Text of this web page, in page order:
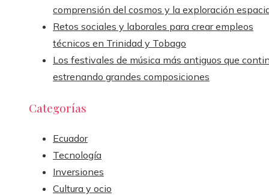
comprensión del cosmos y la exploración
Retos sociales y laborales para crear empleos
técnicos en Trinidad y Tobago
Los festivales de música más antiguos que
estrenando grandes composiciones
Categorías
Ecuador
Tecnología
Inversiones
Cultura y ocio